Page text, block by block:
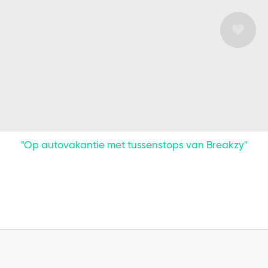
"Op autovakantie met tussenstops van Breakzy"